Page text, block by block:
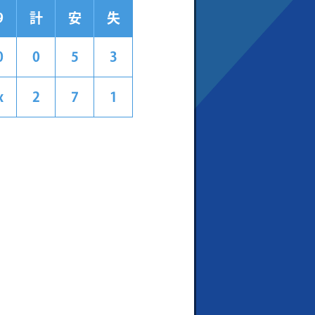
計 安 失
0 5 3
2 7 1